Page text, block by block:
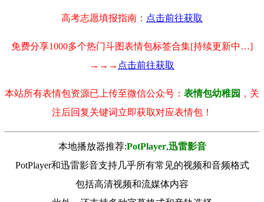
高考志愿填报指南： 点击前往获取
免费分享1000多个热门斗图表情包标签合集[持续更新中…]
→→→ 点击前往获取
本站所有表情包资源已上传至微信公众号： 表情包幼稚园 ，关
注后回复关键词立即获取对应表情包！
本地播放器推荐:РotРlayer,迅雷影音
PotPlayer和迅雷影音支持几乎所有常见的视频和音频格式
包括高清视频和流媒体内容